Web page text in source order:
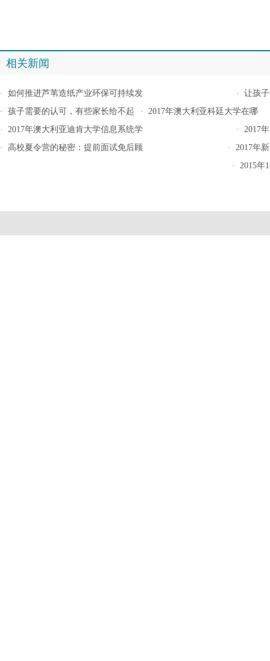
相关新闻
· 如何推进芦苇造纸产业环保可持续发 · 让孩
· 孩子需要的认可，有些家长给不起 · 2017年澳大利亚科廷大学在哪
· 2017
· 2017年澳大利亚迪肯大学信息系统学
· 2017年
· 高校夏令营的秘密：提前面试免后顾
· 2015年